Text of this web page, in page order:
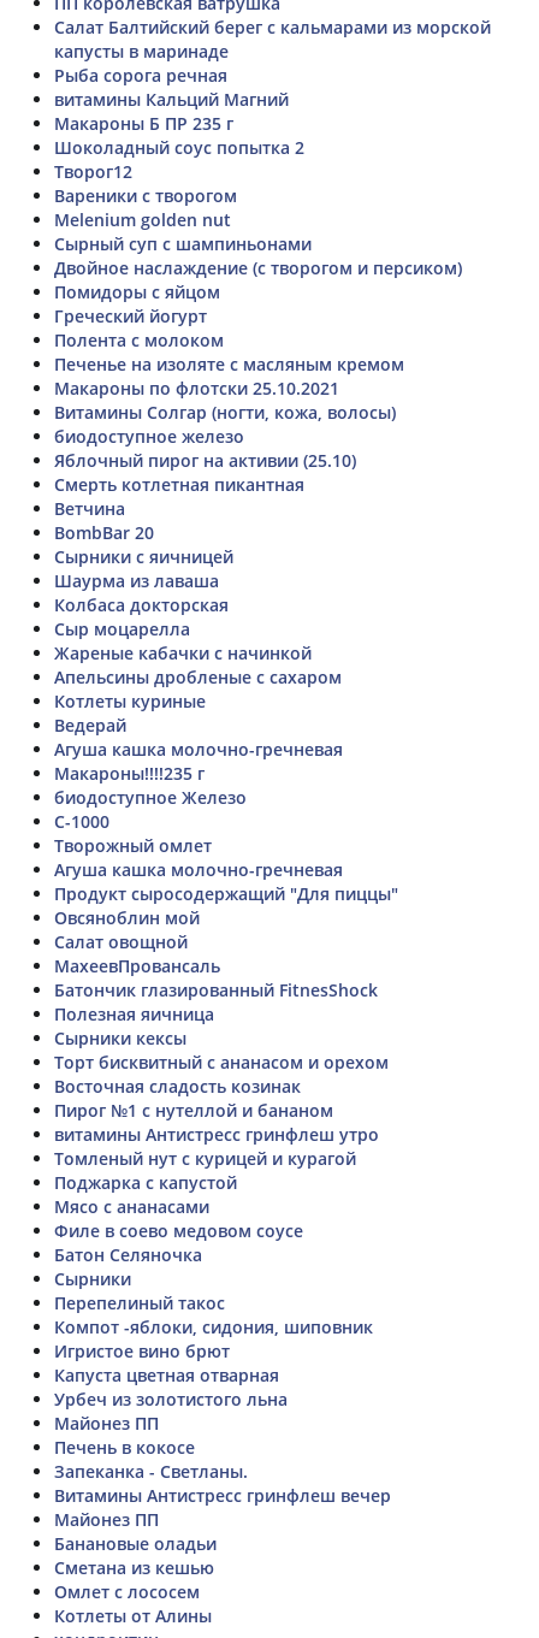
Салат Балтийский берег с кальмарами из морской
капусты в маринаде
Рыба сорога речная
витамины Кальций Магний
Макароны Б ПР 235 г
Шоколадный соус попытка 2
Творог12
Вареники с творогом
Melenium golden nut
Сырный суп с шампиньонами
Двойное наслаждение (с творогом и персиком)
Помидоры с яйцом
Греческий йогурт
Полента с молоком
Печенье на изоляте с масляным кремом
Макароны по флотски 25.10.2021
Витамины Солгар (ногти, кожа, волосы)
биодоступное железо
Яблочный пирог на активии (25.10)
Смерть котлетная пикантная
Ветчина
BombBar 20
Сырники с яичницей
Шаурма из лаваша
Колбаса докторская
Сыр моцарелла
Жареные кабачки с начинкой
Апельсины дробленые с сахаром
Котлеты куриные
Ведерай
Агуша кашка молочно-гречневая
Макароны!!!!235 г
биодоступное Железо
С-1000
Творожный омлет
Агуша кашка молочно-гречневая
Продукт сыросодержащий "Для пиццы"
Овсяноблин мой
Салат овощной
МахеевПровансаль
Батончик глазированный FitnesShock
Полезная яичница
Сырники кексы
Торт бисквитный с ананасом и орехом
Восточная сладость козинак
Пирог №1 с нутеллой и бананом
витамины Антистресс гринфлеш утро
Томленый нут с курицей и курагой
Поджарка с капустой
Мясо с ананасами
Филе в соево медовом соусе
Батон Селяночка
Сырники
Перепелиный такос
Компот -яблоки, сидония, шиповник
Игристое вино брют
Капуста цветная отварная
Урбеч из золотистого льна
Майонез ПП
Печень в кокосе
Запеканка - Светланы.
Витамины Антистресс гринфлеш вечер
Майонез ПП
Банановые оладьи
Сметана из кешью
Омлет с лососем
Котлеты от Алины